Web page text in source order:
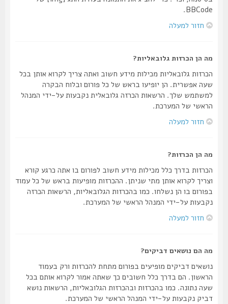
BBCode.
חזור למעלה
מה הן הכרזות גלובאליות?
הכרזות גלובאליות מכילות מידע חשוב ואתה צריך לקרוא אותן בכל
שעה אפשרית. הן יופיעו בראש של כל פורום ובלוח הבקרה
למשתמש שלך. הרשאות הכרזה גלובאלית נקבעות על-ידי המנהל
הראשי של המערכת.
חזור למעלה
מה הן הכרזות?
הכרזות בדרך כלל מכילות מידע חשוב לפורום בו אתה כרגע קורא
וצריך לקרוא אותן מתי שניתן. ההכרזות מופיעות בראש של כל עמוד
בפורום בו הן נשלחו. כמו בהכרזות הגלובאליות, הרשאות הכרזה
נקבעות על-ידי המנהל הראשי של המערכת.
חזור למעלה
מה הם נושאים דביקים?
נושאים דביקים מופיעים בפורום מתחת להכרזות ורק בעמוד
הראשון. הם בדרך כלל חשובים כך שאתה אמור לקרוא אותם בכל
שעה נתונה. כמו בהכרזות ובהכרזות הגלובאליות, הרשאות נושא
דביק נקבעות על-ידי המנהל הראשי של המערכת.